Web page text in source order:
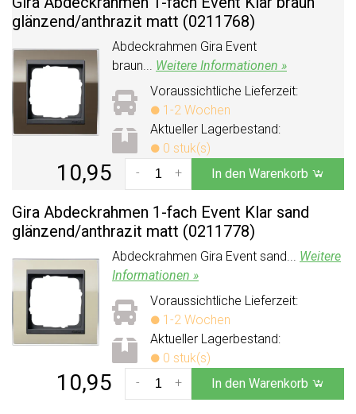
glänzend/anthrazit matt (0211768)
Abdeckrahmen Gira Event
braun... Weitere Informationen »
Voraussichtliche Lieferzeit:
1-2 Wochen
Aktueller Lagerbestand:
0 stuk(s)
10,95 +
- In den Warenkorb
Gira Abdeckrahmen 1-fach Event Klar sand
glänzend/anthrazit matt (0211778)
Abdeckrahmen Gira Event sand... Weitere
Informationen »
Voraussichtliche Lieferzeit:
1-2 Wochen
Aktueller Lagerbestand:
0 stuk(s)
10,95 +
- In den Warenkorb